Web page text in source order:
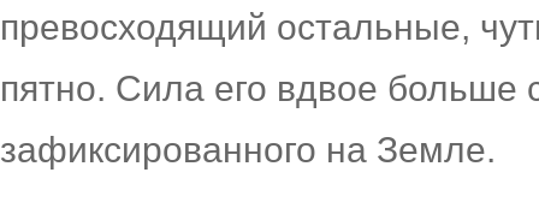
превосходящий остальные,
пятно. Сила его вдвое больше
зафиксированного на Земле.